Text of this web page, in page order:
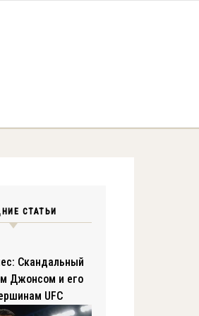
СТАТЬИ
Скандальный
Джонсом и его
UFC